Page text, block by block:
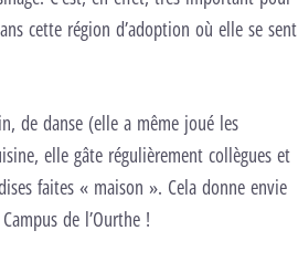
cette région d’adoption où elle se sent
de danse (elle a même joué les
elle gâte régulièrement collègues et
faites « maison ». Cela donne envie
de l’Ourthe !